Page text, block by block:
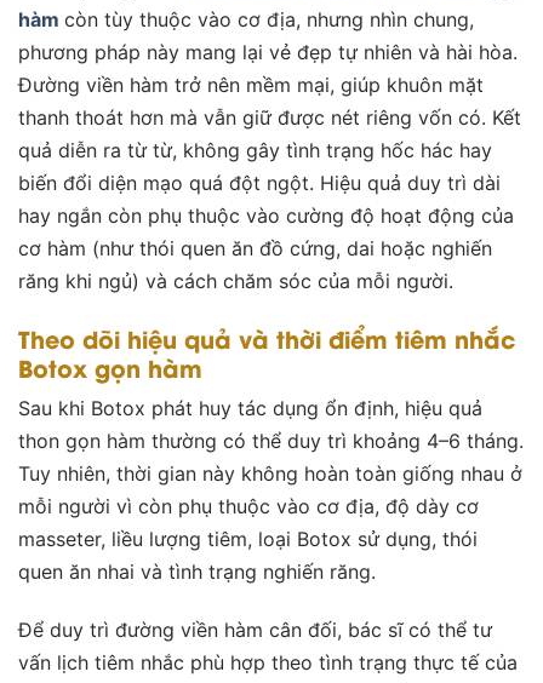
hàm còn tùy thuộc vào cơ địa, nhưng nhìn chung,
phương pháp này mang lại vẻ đẹp tự nhiên và hài hòa.
Đường viền hàm trở nên mềm mại, giúp khuôn mặt
thanh thoát hơn mà vẫn giữ được nét riêng vốn có. Kết
quả diễn ra từ từ, không gây tình trạng hốc hác hay
biến đổi diện mạo quá đột ngột. Hiệu quả duy trì dài
hay ngắn còn phụ thuộc vào cường độ hoạt động của
cơ hàm (như thói quen ăn đồ cứng, dai hoặc nghiến
răng khi ngủ) và cách chăm sóc của mỗi người.
Theo dõi hiệu quả và thời điểm tiêm nhắc
Botox gọn hàm
Sau khi Botox phát huy tác dụng ổn định, hiệu quả
thon gọn hàm thường có thể duy trì khoảng 4–6 tháng.
Tuy nhiên, thời gian này không hoàn toàn giống nhau ở
mỗi người vì còn phụ thuộc vào cơ địa, độ dày cơ
masseter, liều lượng tiêm, loại Botox sử dụng, thói
quen ăn nhai và tình trạng nghiến răng.
Để duy trì đường viền hàm cân đối, bác sĩ có thể tư
vấn lịch tiêm nhắc phù hợp theo tình trạng thực tế của